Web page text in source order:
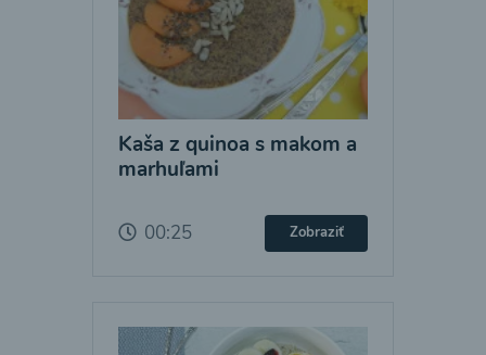
Kaša z quinoa s makom a
marhuľami
00:25 Zobraziť